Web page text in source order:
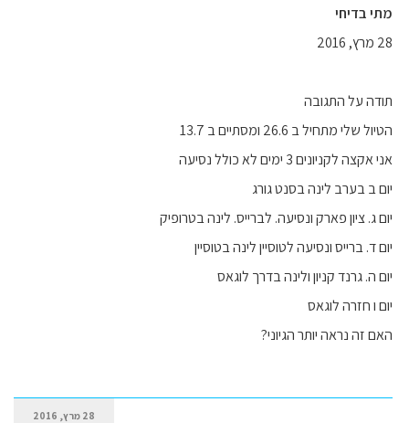
מתי בדיחי
28 מרץ, 2016
תודה על התגובה
הטיול שלי מתחיל ב 26.6 ומסתיים ב 13.7
אני אקצה לקניונים 3 ימים לא כולל נסיעה
יום ב בערב לינה בסנט גורג
יום ג. ציון פארק ונסיעה. לברייס. לינה בטרופיק
יום ד. ברייס ונסיעה לטוסיין לינה בטוסיין
יום ה. גרנד קניון ולינה בדרך לוגאס
יום ו חזרה לוגאס
האם זה נראה יותר הגיוני?
28 מרץ, 2016